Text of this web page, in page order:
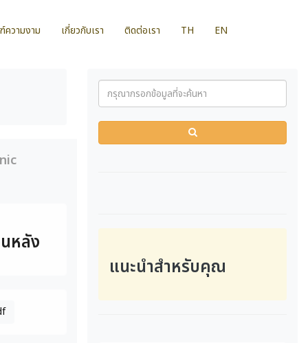
วามงาม เกี่ยวกับเรา ติดต่อเรา TH EN
หลัง
แนะนำสำหรับคุณ